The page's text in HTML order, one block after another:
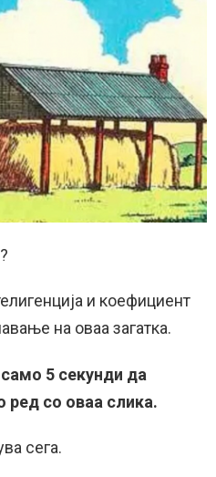
и коефициент
на оваа загатка.
5 секунди да
ред со оваа слика.
сега.